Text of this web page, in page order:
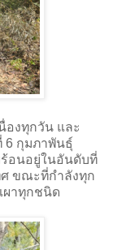
องทุกวัน และ
6 กุมภาพันธุ์
ร้อนอยู่ในอันดับที่
ศ ขณะที่กำลังทุก
ผาทุกชนิด